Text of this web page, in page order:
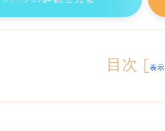
目次 [表示